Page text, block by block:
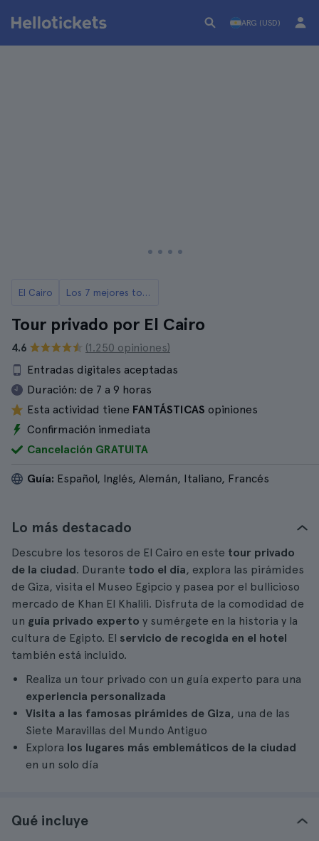
ARG (USD)
El Cairo Los 7 mejores tours y excursiones de El Cairo
Tour privado por El Cairo
4.6
(1.250 opiniones)
Entradas digitales aceptadas
Duración: de 7 a 9 horas
Esta actividad tiene FANTÁSTICAS opiniones
Confirmación inmediata
Cancelación GRATUITA
Guía: Español, Inglés, Alemán, Italiano, Francés
Lo más destacado
Descubre los tesoros de El Cairo en este tour privado
de la ciudad. Durante todo el día, explora las pirámides
de Giza, visita el Museo Egipcio y pasea por el bullicioso
mercado de Khan El Khalili. Disfruta de la comodidad de
un guía privado experto y sumérgete en la historia y la
cultura de Egipto. El servicio de recogida en el hotel
también está incluido.
Realiza un tour privado con un guía experto para una
experiencia personalizada
Visita a las famosas pirámides de Giza, una de las
Siete Maravillas del Mundo Antiguo
Explora los lugares más emblemáticos de la ciudad
en un solo día
Qué incluye